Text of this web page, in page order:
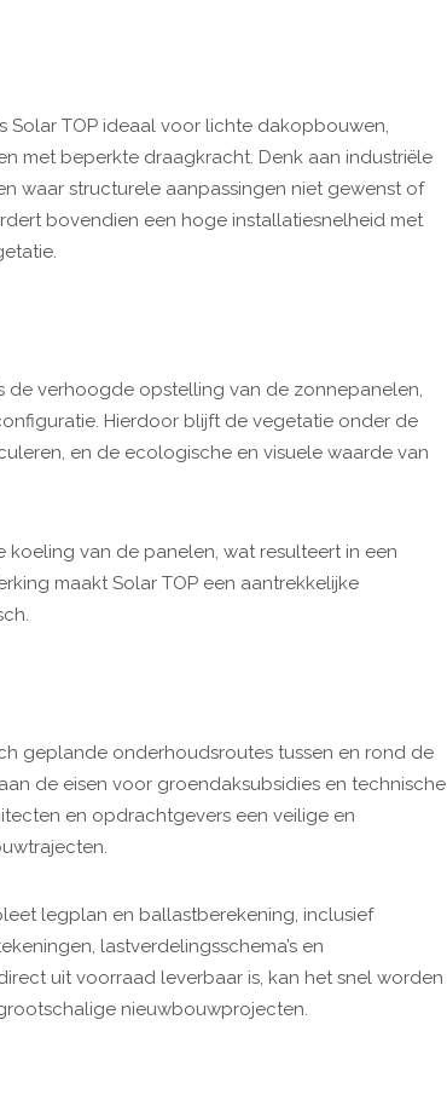
Solar TOP ideaal voor lichte dakopbouwen,
met beperkte draagkracht. Denk aan industriële
waar structurele aanpassingen niet gewenst of
bovendien een hoge installatiesnelheid met
de verhoogde opstelling van de zonnepanelen,
Hierdoor blijft de vegetatie onder de
en de ecologische en visuele waarde van
van de panelen, wat resulteert in een
maakt Solar TOP een aantrekkelijke
geplande onderhoudsroutes tussen en rond de
de eisen voor groendaksubsidies en technische
en opdrachtgevers een veilige en
legplan en ballastberekening, inclusief
lastverdelingsschema’s en
uit voorraad leverbaar is, kan het snel worden
nieuwbouwprojecten.